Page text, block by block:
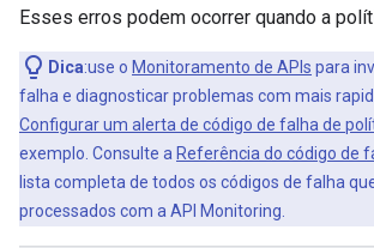
Esses erros podem ocorrer quando a
Dica:use o Monitoramento de APIs para
falha e diagnosticar problemas com mais
Configurar um alerta de código de falha de
exemplo. Consulte a Referência do código de
lista completa de todos os códigos de falha
processados com a API Monitoring.